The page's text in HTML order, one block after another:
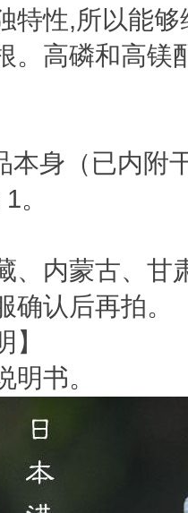
特性,所以能
。高磷和高镁
本身（已内附
。
、内蒙古、甘
确认后再拍。
书。